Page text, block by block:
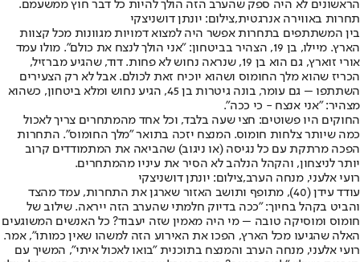
הראשונים לא היה ספק שהערב הזה הולך להיות כל דבר חוץ ממשעמם.
תחרות באווירה אנרגטית,צילום: יונתן דושניצקי
בין המשתתפים בתחרות אפשר היה למצוא דמויות מגוונות מכל קצוות
הארץ. מיילו, בן 19, הצהיר בביטחון: "אני הולך לנצח את כולם". מולו עמד
אורי זוארץ, גם הוא בן 19, שנראה נחוש לא פחות. דוד, שהגיע מברזיל,
הכריז שהוא מלך החומוס ושהוא יוכיח זאת לכולם. אבל לא רק הצעירים
השתתפו – גם עומר, בונה גיטרות בן 45, הגיע נחוש ומלא ביטחון, כשהוא
מצהיר: "אני אנצח - כי ככה".
החוקים היו פשוטים: חצי שעה בלבד, וכל אחד מהמתחרים צריך לאכול
כמה שיותר צלחות חומוס. המנצח יזכה בתואר "מלך החומוס". התחרות
הפכה מרתקת עם כל נגיסה (או ניגוב) שהביאה את המתמודדים קרוב
יותר לניצחון, והקהל הנלהב לא הסיר את עיניו מהמתחרים.
רועי אלעני, מנחה הערב,צילום: יונתן דושניצקי
עודד עידן (40), מתופף ותושב האזור שארגן את התחרות, עמד מהצד
והביט בקהל בחיוך: "ככה בדיוק חלמתי שהערב הזה ייראה. שילוב של
חומוס ומוסיקה טובה – מי היה מאמין שזה יעבוד? כל האנשים המשוגעים
האלה שהגיעו מכל הארץ, הפכו את האירוע הזה למשהו שאין כמותו", אמר.
רועי אלעני, מנחה הערב והמנצח בתוכנית "בואו לאכול איתי", המשיך עם